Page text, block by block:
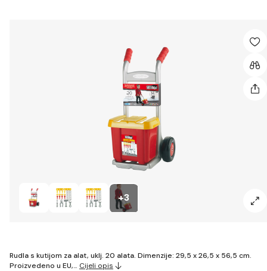
+3
Rudla s kutijom za alat, uklj. 20 alata. Dimenzije: 29,5 x 26,5 x 56,5 cm.
Proizvedeno u EU,… Cijeli opis